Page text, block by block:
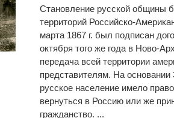
Становление русской общины
территорий Российско-
марта 1867 г. был подписан
октября того же года в Ново-
передача всей территории
представителям. На основании
русское население имело
вернуться в Россию или же
гражданство. ...